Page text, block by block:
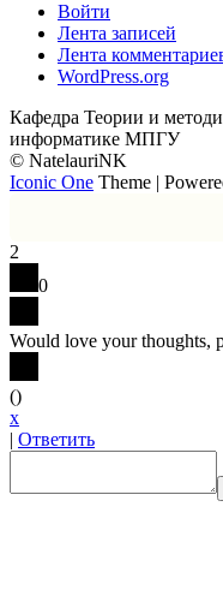
Войти
Лента записей
Лента
WordPress.org
Кафедра Теории и
информатике МПГУ
© NatelauriNK
Iconic One Theme |
2
0
Would love your thoughts,
()
x
| Ответить